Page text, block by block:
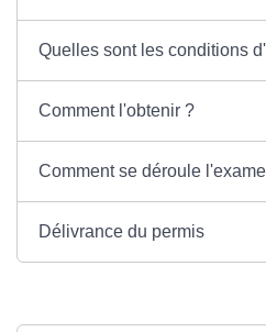
Quelles sont les conditions
Comment l'obtenir ?
Comment se déroule
Délivrance du permis